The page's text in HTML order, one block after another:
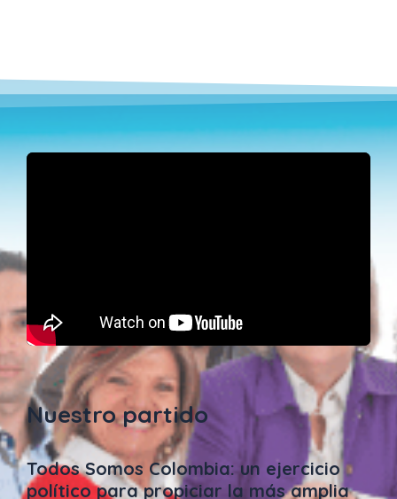
Nuestro partido
Todos Somos Colombia: un ejercicio
político para propiciar la más amplia